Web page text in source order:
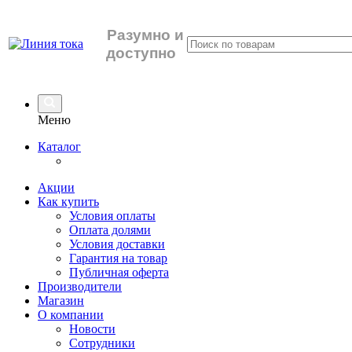
Разумно и
доступно
Меню
Каталог
Акции
Как купить
Условия оплаты
Оплата долями
Условия доставки
Гарантия на товар
Публичная оферта
Производители
Магазин
О компании
Новости
Сотрудники